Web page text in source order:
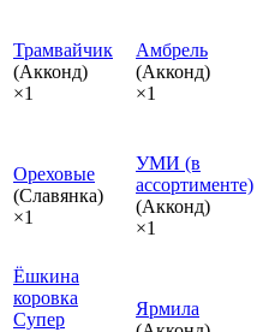
Трамвайчик
(Акконд)
×1
Амбрель
(Акконд)
×1
Ореховые
(Славянка)
×1
УМИ (в
ассортименте)
(Акконд)
×1
Ёшкина
коровка
Супер
Ярмила